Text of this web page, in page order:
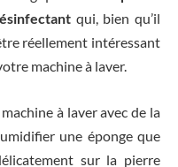
qui, bien qu’il
réellement intéressant
machine à laver.
à laver avec de la
une éponge que
sur la pierre